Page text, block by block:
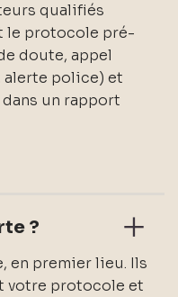
qualifiés
le protocole pré-
doute, appel
alerte police) et
un rapport
?
en premier lieu. Ils
votre protocole et